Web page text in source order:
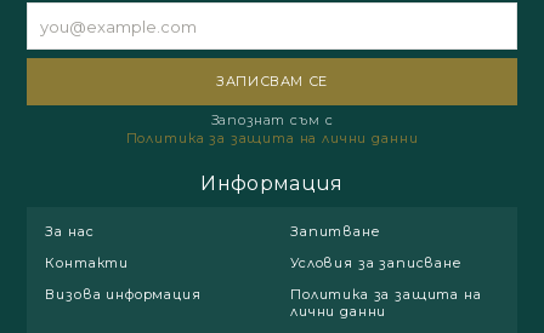
Запознат съм с
Политика за защита на лични данни
Информация
За нас
Запитване
Контакти
Условия за записване
Визова информация
Политика за защита на
лични данни